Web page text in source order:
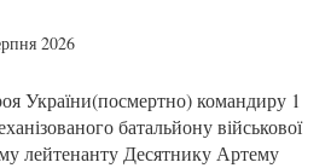
2026
України(посмертно) командиру 1
батальйону військової
лейтенанту Десятнику Артему